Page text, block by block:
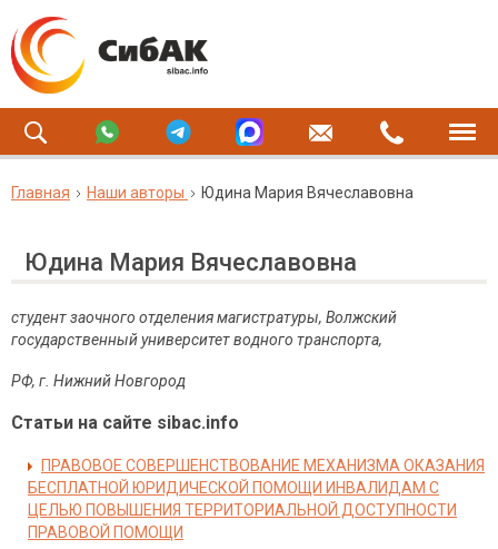
Главная Наши авторы Юдина Мария Вячеславовна
Юдина Мария Вячеславовна
студент заочного отделения магистратуры, Волжский
государственный университет водного транспорта,
РФ, г. Нижний Новгород
Статьи на сайте sibac.info
ПРАВОВОЕ СОВЕРШЕНСТВОВАНИЕ МЕХАНИЗМА ОКАЗАНИЯ
БЕСПЛАТНОЙ ЮРИДИЧЕСКОЙ ПОМОЩИ ИНВАЛИДАМ С
ЦЕЛЬЮ ПОВЫШЕНИЯ ТЕРРИТОРИАЛЬНОЙ ДОСТУПНОСТИ
ПРАВОВОЙ ПОМОЩИ